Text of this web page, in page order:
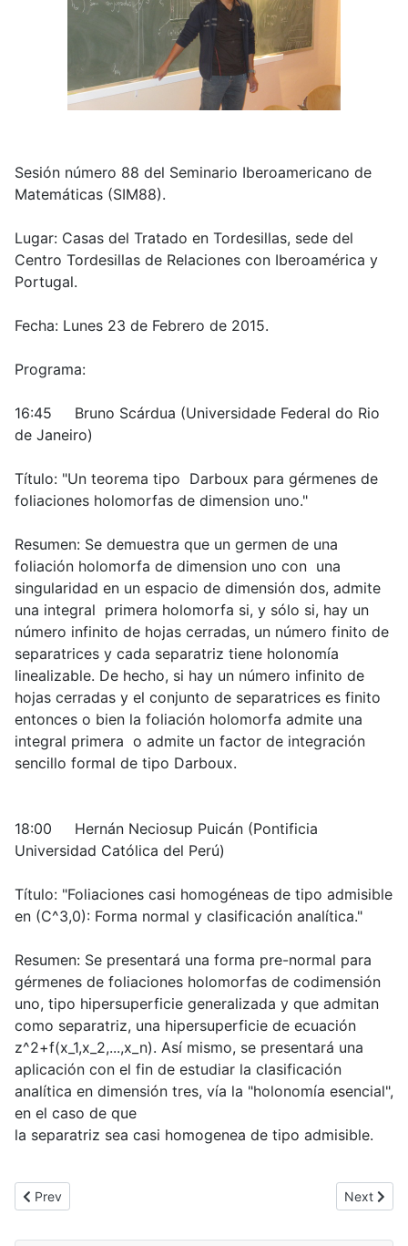
Sesión número 88 del Seminario Iberoamericano de
Matemáticas (SIM88).
Lugar: Casas del Tratado en Tordesillas, sede del
Centro Tordesillas de Relaciones con Iberoamérica y
Portugal.
Fecha: Lunes 23 de Febrero de 2015.
Programa:
16:45 Bruno Scárdua (Universidade Federal do Rio
de Janeiro)
Título: "Un teorema tipo Darboux para gérmenes de
foliaciones holomorfas de dimension uno."
Resumen: Se demuestra que un germen de una
foliación holomorfa de dimension uno con una
singularidad en un espacio de dimensión dos, admite
una integral primera holomorfa si, y sólo si, hay un
número infinito de hojas cerradas, un número finito de
separatrices y cada separatriz tiene holonomía
linealizable. De hecho, si hay un número infinito de
hojas cerradas y el conjunto de separatrices es finito
entonces o bien la foliación holomorfa admite una
integral primera o admite un factor de integración
sencillo formal de tipo Darboux.
18:00 Hernán Neciosup Puicán (Pontificia
Universidad Católica del Perú)
Título: "Foliaciones casi homogéneas de tipo admisible
en (C^3,0): Forma normal y clasificación analítica."
Resumen: Se presentará una forma pre-normal para
gérmenes de foliaciones holomorfas de codimensión
uno, tipo hipersuperficie generalizada y que admitan
como separatriz, una hipersuperficie de ecuación
z^2+f(x_1,x_2,...,x_n). Así mismo, se presentará una
aplicación con el fin de estudiar la clasificación
analítica en dimensión tres, vía la "holonomía esencial",
en el caso de que
la separatriz sea casi homogenea de tipo admisible.
Previous article: SIM 89
Prev Next
Next